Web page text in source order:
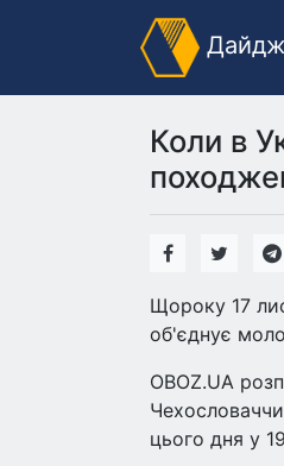
Коли в
Щороку 17
об'єднує
OBOZ.UA
цього дня у